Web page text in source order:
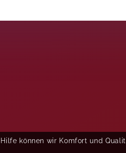
können wir Komfort und